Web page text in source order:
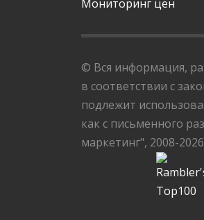
Мониторинг цен
© Вся информация,
в соответствии с
подлежит
как с письменного
маркетинг", 2008-2026